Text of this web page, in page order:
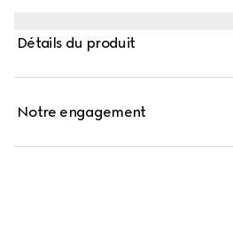
forme de patte. Cette laisse pour
Détails du produit
Notre engagement